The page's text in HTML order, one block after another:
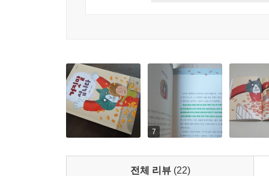
7
전체 리뷰 (22)